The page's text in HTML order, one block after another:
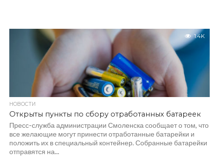
1.4K
НОВОСТИ
Открыты пункты по сбору отработанных батареек
Пресс-служба администрации Смоленска сообщает о том, что
все желающие могут принести отработанные батарейки и
положить их в специальный контейнер. Собранные батарейки
отправятся на...